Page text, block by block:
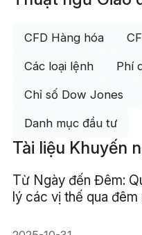
CFD Hàng hóa
Các loại lệnh Phí
Chỉ số Dow Jones
Danh mục đầu tư
Tài liệu Khuyến
Từ Ngày đến Đêm:
lý các vị thế qua đêm